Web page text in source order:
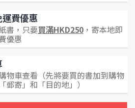
費優惠
書，只要買滿HKD250 ，寄本地即
優惠
物車查看（先將要買的書加到購物
郵寄」和「目的地」）